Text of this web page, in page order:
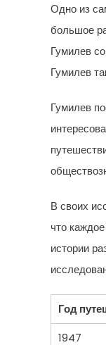
Одно из
большое
Гумилев
Гумилев
Гумилев
В своих
что
истории
Год
1947